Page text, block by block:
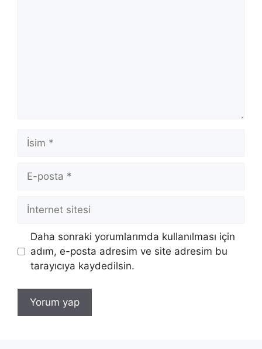
İsim
posta
İnternet
Daha sonraki yorumlarımda kullanılması için
adım, e-posta adresim ve site adresim bu
tarayıcıya kaydedilsin.